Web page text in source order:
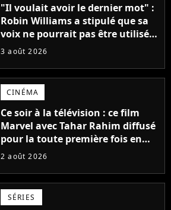
"Il voulait avoir le dernier mot" :
Robin Williams a stipulé que sa
voix ne pourrait pas être utilisée
avant 2039, pourtant Disney
inédits
3 août 2026
CINÉMA
Ce soir à la télévision : ce film
Marvel avec Tahar Rahim diffusé
pour la toute première fois en
France
2 août 2026
SÉRIES